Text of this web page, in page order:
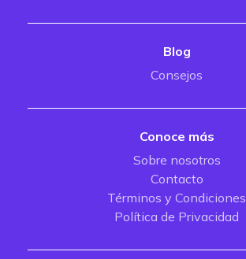
Blog
Consejos
Conoce más
Sobre nosotros
Contacto
Términos y Condiciones
Política de Privacidad